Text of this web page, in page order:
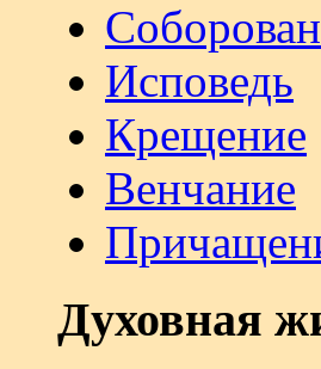
Исповедь
Крещение
Венчание
Духовная